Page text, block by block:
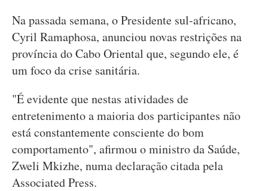
Na passada semana, o Presidente sul-africano,
Cyril Ramaphosa, anunciou novas restrições na
província do Cabo Oriental que, segundo ele, é
um foco da crise sanitária.
"É evidente que nestas atividades de
entretenimento a maioria dos participantes não
está constantemente consciente do bom
comportamento", afirmou o ministro da Saúde,
Zweli Mkizhe, numa declaração citada pela
Associated Press.